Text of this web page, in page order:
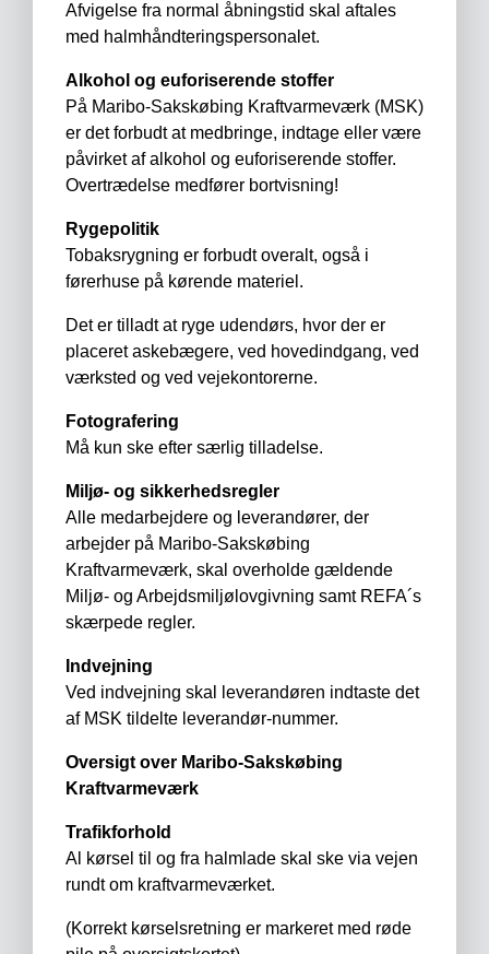
Afvigelse fra normal åbningstid skal aftales
med halmhåndteringspersonalet.
Alkohol og euforiserende stoffer
På Maribo-Sakskøbing Kraftvarmeværk (MSK)
er det forbudt at medbringe, indtage eller være
påvirket af alkohol og euforiserende stoffer.
Overtrædelse medfører bortvisning!
Rygepolitik
Tobaksrygning er forbudt overalt, også i
førerhuse på kørende materiel.
Det er tilladt at ryge udendørs, hvor der er
placeret askebægere, ved hoved­indgang, ved
værksted og ved vejekontorerne.
Fotografering
Må kun ske efter særlig tilladelse.
Miljø- og sikkerhedsregler
Alle medarbejdere og leverandører, der
arbejder på Maribo-Sakskøbing
Kraftvarmeværk, skal overholde gældende
Miljø- og Arbejds­miljø­lovgivning samt REFA´s
skærpede regler.
Indvejning
Ved indvejning skal leverandøren indtaste det
af MSK tildelte leverandør-nummer.
Oversigt over Maribo-Sakskøbing
Kraftvarmeværk
Trafikforhold
Al kørsel til og fra halmlade skal ske via vejen
rundt om kraftvarmeværket.
(Korrekt kørselsretning er markeret med røde